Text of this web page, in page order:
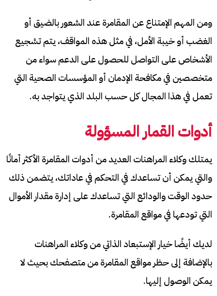
ومن المهم الإمتناع عن المقامرة عند الشعور بالضيق أو
الغضب أو خيبة الأمل، في مثل هذه المواقف، يتم تشجيع
الأشخاص على التواصل للحصول على الدعم سواء من
متخصصين في مكافحة الإدمان أو المؤسسات الصحية التي
تعمل في هذا المجال كل حسب البلد الذي يتواجد به.
أدوات القمار المسؤولة
يمتلك وكلاء المراهنات العديد من أدوات المقامرة الأكثر أمانًا
والتي يمكن أن تساعدك في التحكم في عاداتك، يتضمن ذلك
حدود الوقت والودائع التي تساعدك على إدارة مقدار الأموال
التي تودعها في مواقع المقامرة.
لديك أيضًا خيار الإستبعاد الذاتي من وكلاء المراهنات
بالإضافة إلى حظر مواقع المقامرة من متصفحك بحيث لا
يمكن الوصول إليها.